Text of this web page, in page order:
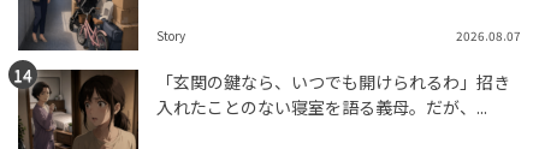
Story 2026.08.07
「玄関の鍵なら、いつでも開けられるわ」招き
入れたことのない寝室を語る義母。だが、...